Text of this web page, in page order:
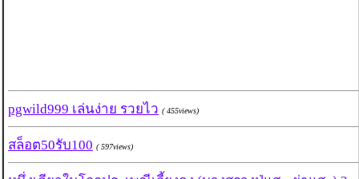
pgwild999 เล่นง่าย รวยไว ( 455views)
สล็อต50รับ100 ( 597views)